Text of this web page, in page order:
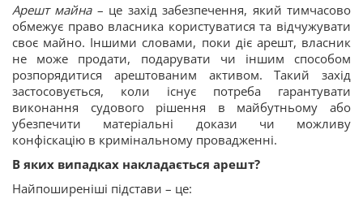
Арешт майна– це захід забезпечення, який тимчасово
обмежує право власника користуватися та відчужувати
своє майно. Іншими словами, поки діє арешт, власник
не може продати, подарувати чи іншим способом
розпорядитися арештованим активом. Такий захід
застосовується, коли існує потреба гарантувати
виконання судового рішення в майбутньому або
убезпечити матеріальні докази чи можливу
конфіскацію в кримінальному провадженні.
В яких випадках накладається арешт?
Найпоширеніші підстави – це: